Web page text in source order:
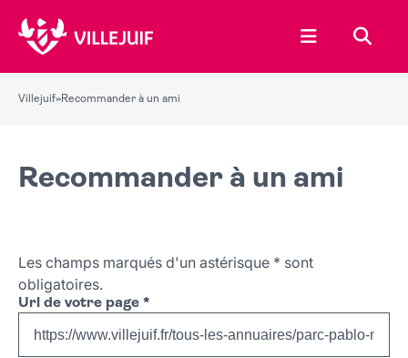
Ouvrir le
Villejuif»Recommander à un ami
Recommander à un ami
Les champs marqués d'un astérisque * sont
obligatoires.
Url de votre page *